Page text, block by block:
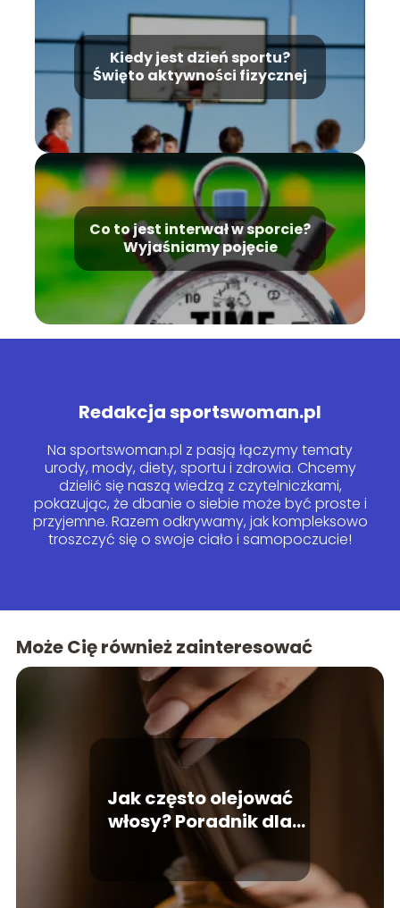
Kiedy jest dzień sportu?
Święto aktywności fizycznej
Co to jest interwał w sporcie?
Wyjaśniamy pojęcie
Redakcja sportswoman.pl
Na sportswoman.pl z pasją łączymy tematy
urody, mody, diety, sportu i zdrowia. Chcemy
dzielić się naszą wiedzą z czytelniczkami,
pokazując, że dbanie o siebie może być proste i
przyjemne. Razem odkrywamy, jak kompleksowo
troszczyć się o swoje ciało i samopoczucie!
Może Cię również zainteresować
Jak często olejować
włosy? Poradnik dla
zdrowych włosów